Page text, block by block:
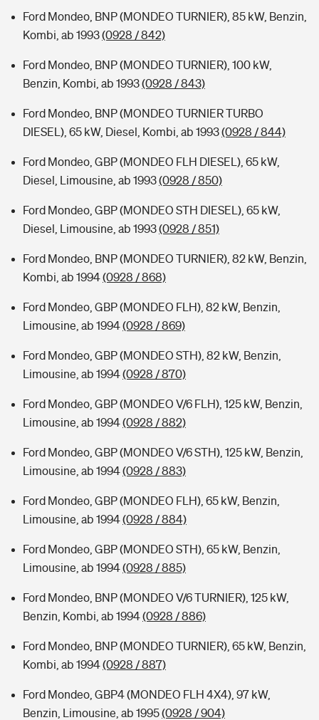
Ford Mondeo, BNP (MONDEO TURNIER), 85 kW, Benzin,
Kombi, ab 1993(0928 / 842)
Ford Mondeo, BNP (MONDEO TURNIER), 100 kW,
Benzin, Kombi, ab 1993(0928 / 843)
Ford Mondeo, BNP (MONDEO TURNIER TURBO
DIESEL), 65 kW, Diesel, Kombi, ab 1993(0928 / 844)
Ford Mondeo, GBP (MONDEO FLH DIESEL), 65 kW,
Diesel, Limousine, ab 1993(0928 / 850)
Ford Mondeo, GBP (MONDEO STH DIESEL), 65 kW,
Diesel, Limousine, ab 1993(0928 / 851)
Ford Mondeo, BNP (MONDEO TURNIER), 82 kW, Benzin,
Kombi, ab 1994(0928 / 868)
Ford Mondeo, GBP (MONDEO FLH), 82 kW, Benzin,
Limousine, ab 1994(0928 / 869)
Ford Mondeo, GBP (MONDEO STH), 82 kW, Benzin,
Limousine, ab 1994(0928 / 870)
Ford Mondeo, GBP (MONDEO V/6 FLH), 125 kW, Benzin,
Limousine, ab 1994(0928 / 882)
Ford Mondeo, GBP (MONDEO V/6 STH), 125 kW, Benzin,
Limousine, ab 1994(0928 / 883)
Ford Mondeo, GBP (MONDEO FLH), 65 kW, Benzin,
Limousine, ab 1994(0928 / 884)
Ford Mondeo, GBP (MONDEO STH), 65 kW, Benzin,
Limousine, ab 1994(0928 / 885)
Ford Mondeo, BNP (MONDEO V/6 TURNIER), 125 kW,
Benzin, Kombi, ab 1994(0928 / 886)
Ford Mondeo, BNP (MONDEO TURNIER), 65 kW, Benzin,
Kombi, ab 1994(0928 / 887)
Ford Mondeo, GBP4 (MONDEO FLH 4X4), 97 kW,
Benzin, Limousine, ab 1995(0928 / 904)